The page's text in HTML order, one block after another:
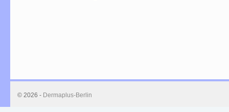
© 2026 - Dermaplus-Berlin